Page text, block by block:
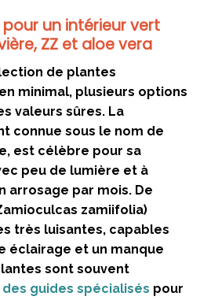
un intérieur vert
ZZ et aloe vera
de plantes
minimal, plusieurs options
valeurs sûres. La
connue sous le nom de
est célèbre pour sa
peu de lumière et à
arrosage par mois. De
zamiifolia)
très luisantes, capables
éclairage et un manque
sont souvent
des guides spécialisés pour